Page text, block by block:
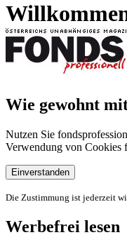
Wie gewohnt
Nutzen Sie
Verwendung von Cookies
Einverstanden
Die Zustimmung ist jederzeit
Werbefrei lesen